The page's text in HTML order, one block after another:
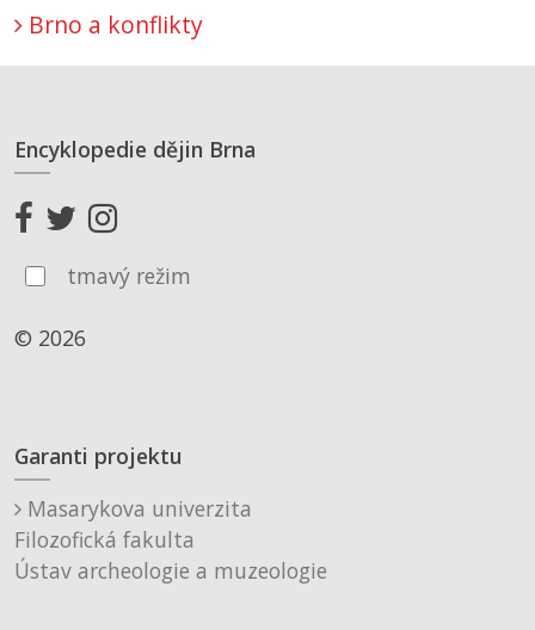
Brno a konflikty
Encyklopedie dějin Brna
tmavý režim
© 2026
Garanti projektu
Masarykova univerzita
Filozofická fakulta
Ústav archeologie a muzeologie